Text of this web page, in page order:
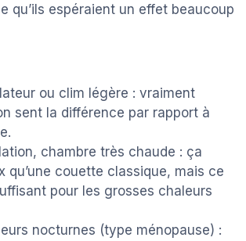
qu’ils espéraient un effet beaucoup
ou clim légère : vraiment
sent la différence par rapport à
chambre très chaude : ça
qu’une couette classique, mais ce
pour les grosses chaleurs
nocturnes (type ménopause) :